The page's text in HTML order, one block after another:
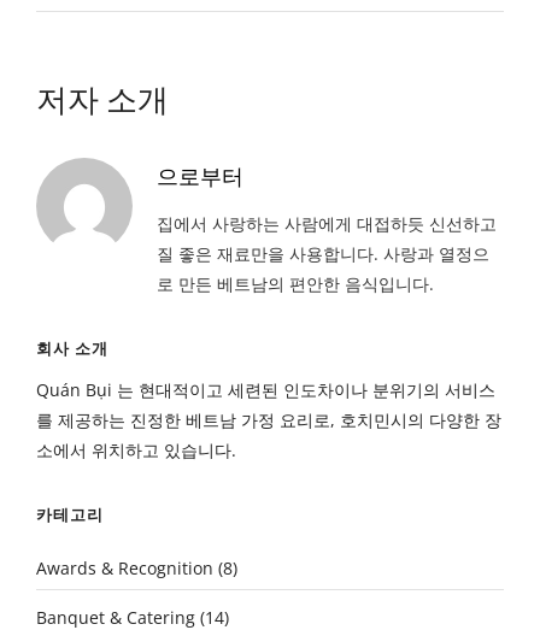
저자 소개
으로부터
집에서 사랑하는 사람에게 대접하듯 신선하고
질 좋은 재료만을 사용합니다. 사랑과 열정으
로 만든 베트남의 편안한 음식입니다.
회사 소개
Quán Bụi 는 현대적이고 세련된 인도차이나 분위기의 서비스
를 제공하는 진정한 베트남 가정 요리로, 호치민시의 다양한 장
소에서 위치하고 있습니다.
카테고리
Awards & Recognition (8)
Banquet & Catering (14)